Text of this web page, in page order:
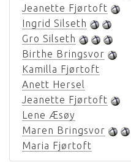
Jeanette Fjørtoft
Ingrid Silseth
Gro Silseth
Birthe Bringsvor
Kamilla Fjørtoft
Anett Hersel
Jeanette Fjørtoft
Lene Æsøy
Maren Bringsvor
Maria Fjørtoft